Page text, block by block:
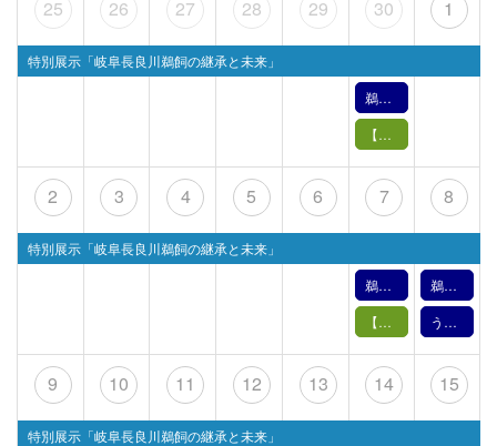
25
特別展示「岐阜長良川鵜飼の継承と未来」
26 27 28 29 30
鵜飼文化の紹介【11月30日】（2024年）
【11月30日（土）】鵜飼の実演
1
2
特別展示「岐阜長良川鵜飼の継承と未来」
3 4 5 6 7
鵜飼文化の紹介【12月7日】（2024年）
【12月7日（土）】鵜飼の実演
8
鵜飼文化の紹介【12月8日】（2024年）
うかい歩きー鵜飼の里とミュージアムー （2024年度）
9
特別展示「岐阜長良川鵜飼の継承と未来」
10 11 12 13 14 15